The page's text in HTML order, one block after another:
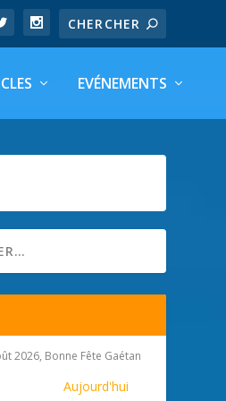
EVÉNEMENTS
2026, Bonne Fête Gaétan
Aujourd'hui